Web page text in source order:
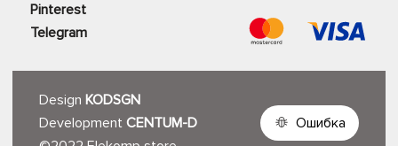
Pinterest
Telegram
Design KODSGN
Development CENTUM-D
Ошибка